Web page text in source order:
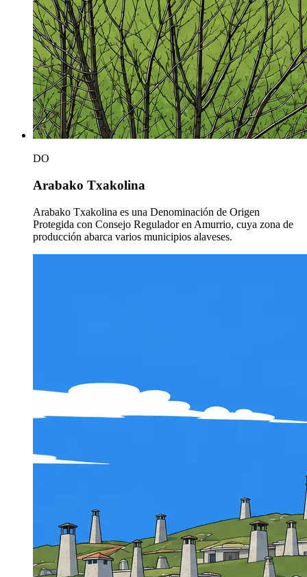
DO
Arabako Txakolina
Arabako Txakolina es una Denominación de Origen
Protegida con Consejo Regulador en Amurrio, cuya zona de
producción abarca varios municipios alaveses.